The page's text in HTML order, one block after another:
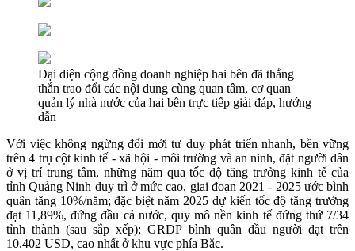
Đại diện cộng đồng doanh nghiệp hai bên đã thẳng
thắn trao đổi các nội dung cùng quan tâm, cơ quan
quản lý nhà nước của hai bên trực tiếp giải đáp, hướng
dẫn
Với việc không ngừng đổi mới tư duy phát triển nhanh, bền vững
trên 4 trụ cột kinh tế - xã hội - môi trường và an ninh, đặt người dân
ở vị trí trung tâm, những năm qua tốc độ tăng trưởng kinh tế của
tỉnh Quảng Ninh duy trì ở mức cao, giai đoạn 2021 - 2025 ước bình
quân tăng 10%/năm; đặc biệt năm 2025 dự kiến tốc độ tăng trưởng
đạt 11,89%, đứng đầu cả nước, quy mô nền kinh tế đứng thứ 7/34
tỉnh thành (sau sắp xếp); GRDP bình quân đầu người đạt trên
10.402 USD, cao nhất ở khu vực phía Bắc.